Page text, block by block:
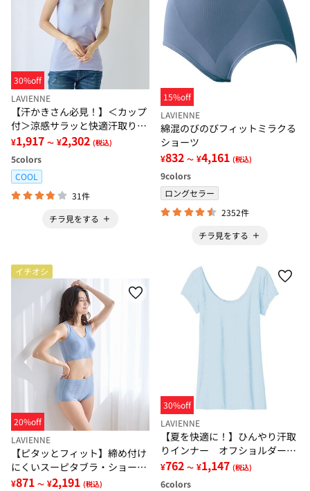
30%off
LAVIENNE
【汗かきさん必見！】＜カップ
付＞涼感サラッと快適汗取りタ
ンクトップインナー＜さらりラ
ボ＞
¥1,917 ～ ¥2,302 (税込)
5colors
COOL
31件
チラ見をする
15%off
LAVIENNE
綿混のびのびフィットミラクる
ショーツ
¥832 ～ ¥4,161 (税込)
9colors
ロングセラー
2352件
チラ見をする
イチオシ
20%off
LAVIENNE
【ピタッとフィット】締め付け
にくいスーピタブラ・ショーツ
（別売）
¥871 ～ ¥2,191 (税込)
30%off
LAVIENNE
【夏を快適に！】ひんやり汗取
りインナー オフショルダー＜
さらりラボ＞
¥762 ～ ¥1,147 (税込)
6colors